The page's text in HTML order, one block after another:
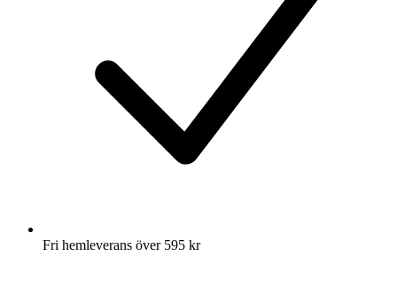
Fri hemleverans över 595 kr